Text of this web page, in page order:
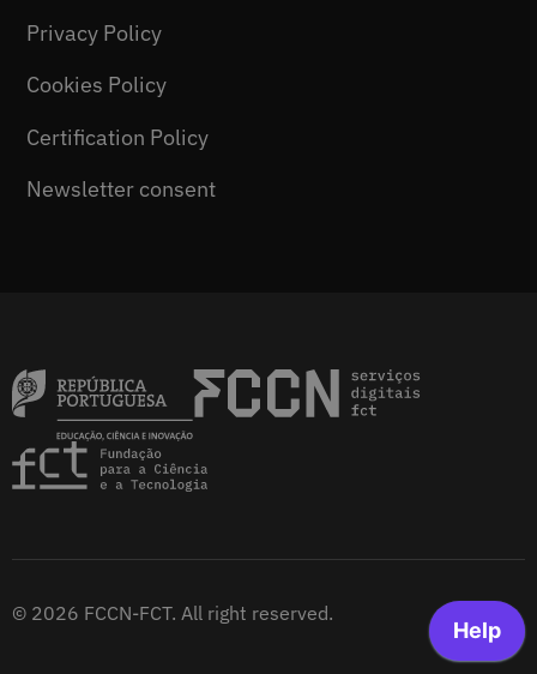
Privacy Policy
Cookies Policy
Certification Policy
Newsletter consent
© 2026 FCCN-FCT. All right reserved.